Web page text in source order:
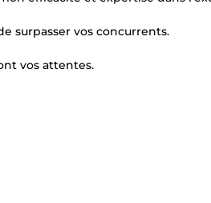
surpasser vos concurrents.
vos attentes.